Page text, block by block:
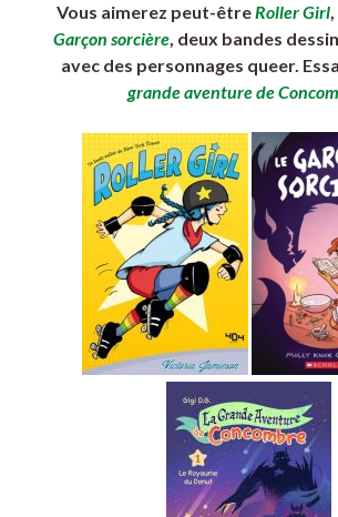
Vous aimerez peut-êtreRoller Girl,
Garçon sorcière, deux bandes
avec des personnages queer.
grande aventure de